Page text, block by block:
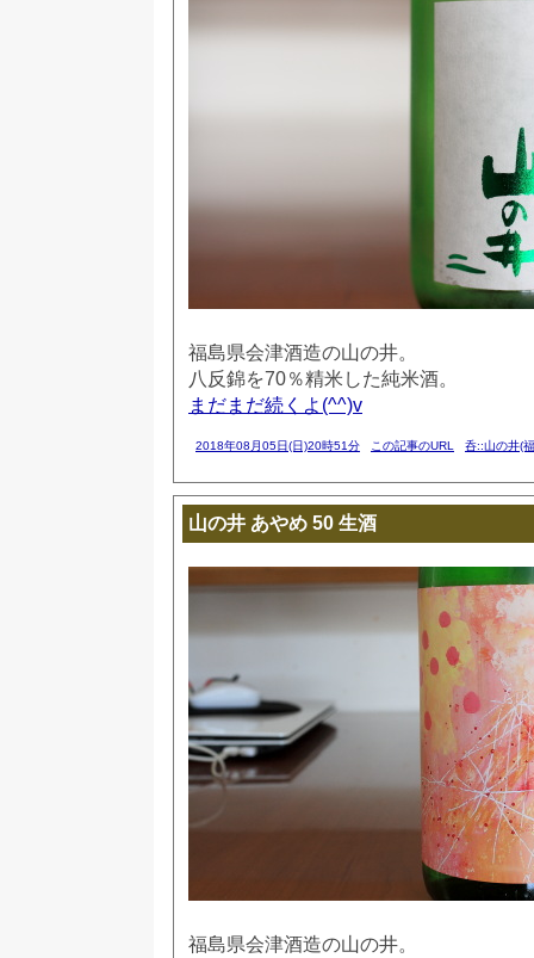
福島県会津酒造の山の井。
八反錦を70％精米した純米酒。
まだまだ続くよ(^^)v
2018年08月05日(日)20時51分 この記事のURL 呑::山の井(
山の井 あやめ 50 生酒
福島県会津酒造の山の井。